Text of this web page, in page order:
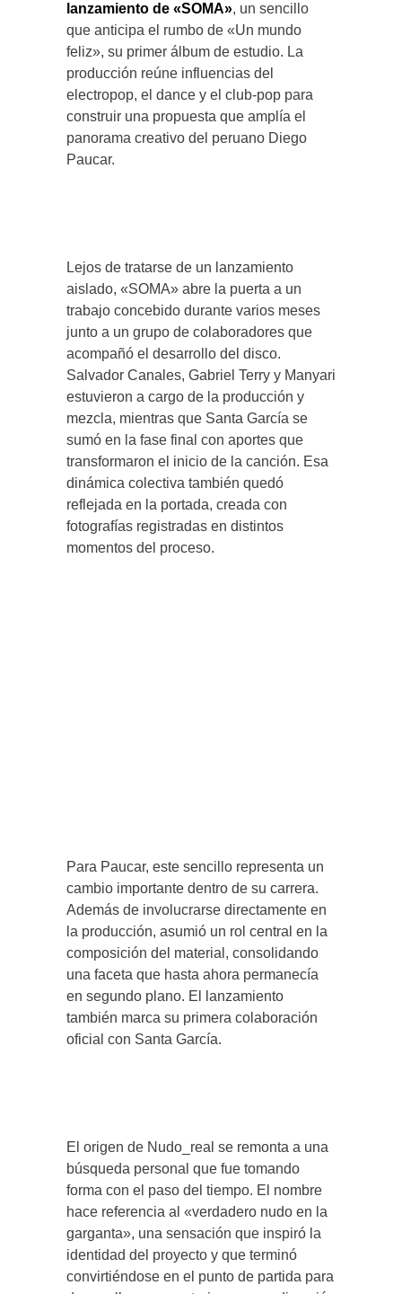
lanzamiento de «SOMA», un sencillo
que anticipa el rumbo de «Un mundo
feliz», su primer álbum de estudio. La
producción reúne influencias del
electropop, el dance y el club-pop para
construir una propuesta que amplía el
panorama creativo del peruano Diego
Paucar.
Lejos de tratarse de un lanzamiento
aislado, «SOMA» abre la puerta a un
trabajo concebido durante varios meses
junto a un grupo de colaboradores que
acompañó el desarrollo del disco.
Salvador Canales, Gabriel Terry y Manyari
estuvieron a cargo de la producción y
mezcla, mientras que Santa García se
sumó en la fase final con aportes que
transformaron el inicio de la canción. Esa
dinámica colectiva también quedó
reflejada en la portada, creada con
fotografías registradas en distintos
momentos del proceso.
Para Paucar, este sencillo representa un
cambio importante dentro de su carrera.
Además de involucrarse directamente en
la producción, asumió un rol central en la
composición del material, consolidando
una faceta que hasta ahora permanecía
en segundo plano. El lanzamiento
también marca su primera colaboración
oficial con Santa García.
El origen de Nudo_real se remonta a una
búsqueda personal que fue tomando
forma con el paso del tiempo. El nombre
hace referencia al «verdadero nudo en la
garganta», una sensación que inspiró la
identidad del proyecto y que terminó
convirtiéndose en el punto de partida para